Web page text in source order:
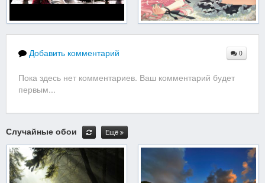
Добавить комментарий 0
Пока здесь нет комментариев. Ваш комментарий будет
первым...
Случайные обои Ещё